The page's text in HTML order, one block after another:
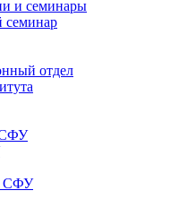
и семинары
семинар
отдел
СФУ
СФУ